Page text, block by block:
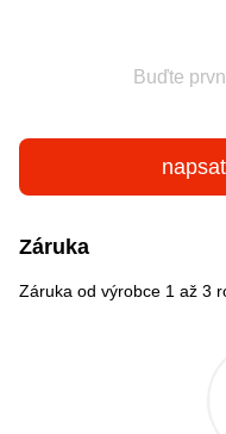
Buďte
Záruka
Záruka od výrobce 1 až 3